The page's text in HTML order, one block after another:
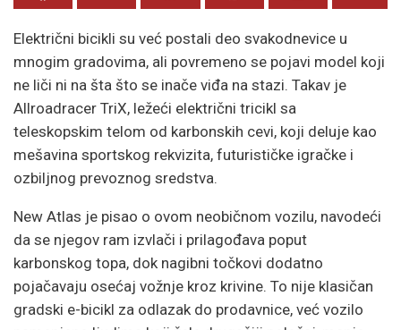
Električni bicikli su već postali deo svakodnevice u
mnogim gradovima, ali povremeno se pojavi model koji
ne liči ni na šta što se inače viđa na stazi. Takav je
Allroadracer TriX, ležeći električni tricikl sa
teleskopskim telom od karbonskih cevi, koji deluje kao
mešavina sportskog rekvizita, futurističke igračke i
ozbiljnog prevoznog sredstva.
New Atlas je pisao o ovom neobičnom vozilu, navodeći
da se njegov ram izvlači i prilagođava poput
karbonskog topa, dok nagibni točkovi dodatno
pojačavaju osećaj vožnje kroz krivine. To nije klasičan
gradski e-bicikl za odlazak do prodavnice, već vozilo